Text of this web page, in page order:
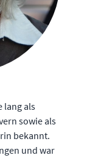
lang als
sowie als
bekannt.
und war